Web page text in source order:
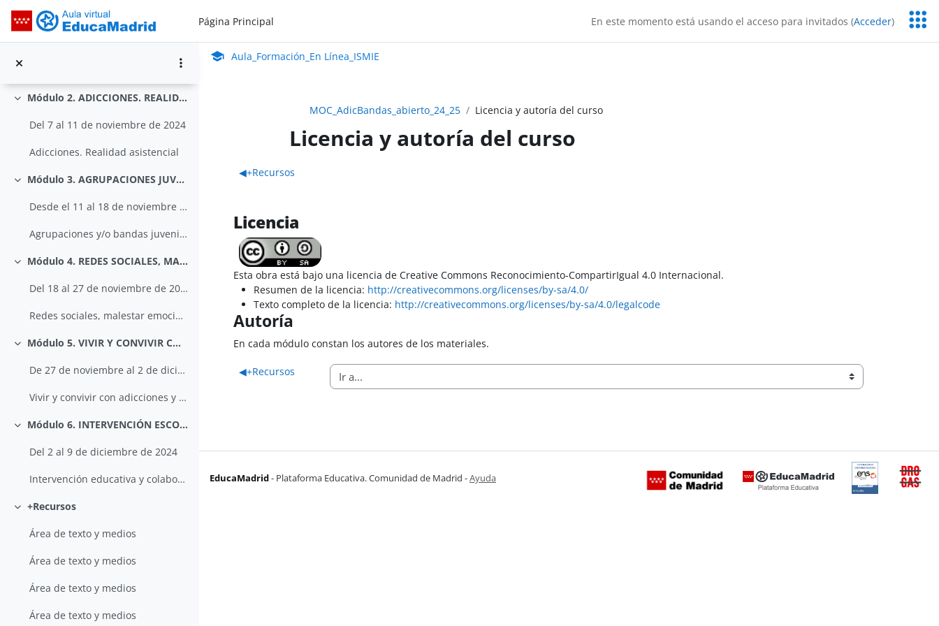
Aula_Formación_En Línea_ISMIEPágina Principal En este momento está usando el acceso para invitados (Acceder)
Colapsar
Del 28 de octubre al 7 de noviembre de 2024
¿Qué es una adicción? Factores de protección y señales de alarma
Colapsar Módulo 2. ADICCIONES. REALIDAD ASISTENCIAL
Del 7 al 11 de noviembre de 2024
Adicciones. Realidad asistencial
Colapsar Módulo 3. AGRUPACIONES JUVENILES VIOLENTAS
Desde el 11 al 18 de noviembre de 2024
Agrupaciones y/o bandas juveniles violentas
Colapsar Módulo 4. REDES SOCIALES, MALESTAR EMOCIONAL Y ESPACIOS DE CAPTACIÓN. EL PAPEL DE LA FAMILIA
Del 18 al 27 de noviembre de 2024
Redes sociales, malestar emocional y espacios de captación. El papel de la familia
Colapsar Módulo 5. VIVIR Y CONVIVIR CON ADICCIONES Y CON BANDAS. EL PAPEL DE LA FAMILIA
De 27 de noviembre al 2 de diciembre de 2024
Vivir y convivir con adicciones y con bandas. El papel de la familia
Colapsar Módulo 6. INTERVENCIÓN ESCOLAR Y COLABORACIÓN DE LA FAMILIA
Del 2 al 9 de diciembre de 2024
Intervención educativa y colaboración con la familia
Colapsar
+Recursos
Área de texto y medios
Área de texto y medios
Área de texto y medios
Área de texto y medios
Aula Virtual de EducaMadrid:
Aula_Formación_En Línea_ISMIE
MOC_AdicBandas_abierto_24_25 Licencia y autoría del curso
Licencia y autoría del curso
Perfilado de sección
◀︎+Recursos
Licencia
Esta obra está bajo una licencia de Creative Commons Reconocimiento-CompartirIgual 4.0 Internacional.
Resumen de la licencia: http://creativecommons.org/licenses/by-sa/4.0/
Texto completo de la licencia: http://creativecommons.org/licenses/by-sa/4.0/legalcode
Autoría
En cada módulo constan los autores de los materiales.
◀︎+Recursos
EducaMadrid- Plataforma Educativa. Comunidad de Madrid -Ayuda CertificaciónBuzón